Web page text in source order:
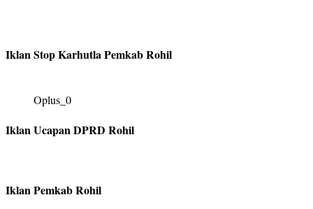
Iklan Stop Karhutla Pemkab Rohil
Oplus_0
Iklan Ucapan DPRD Rohil
Iklan Pemkab Rohil